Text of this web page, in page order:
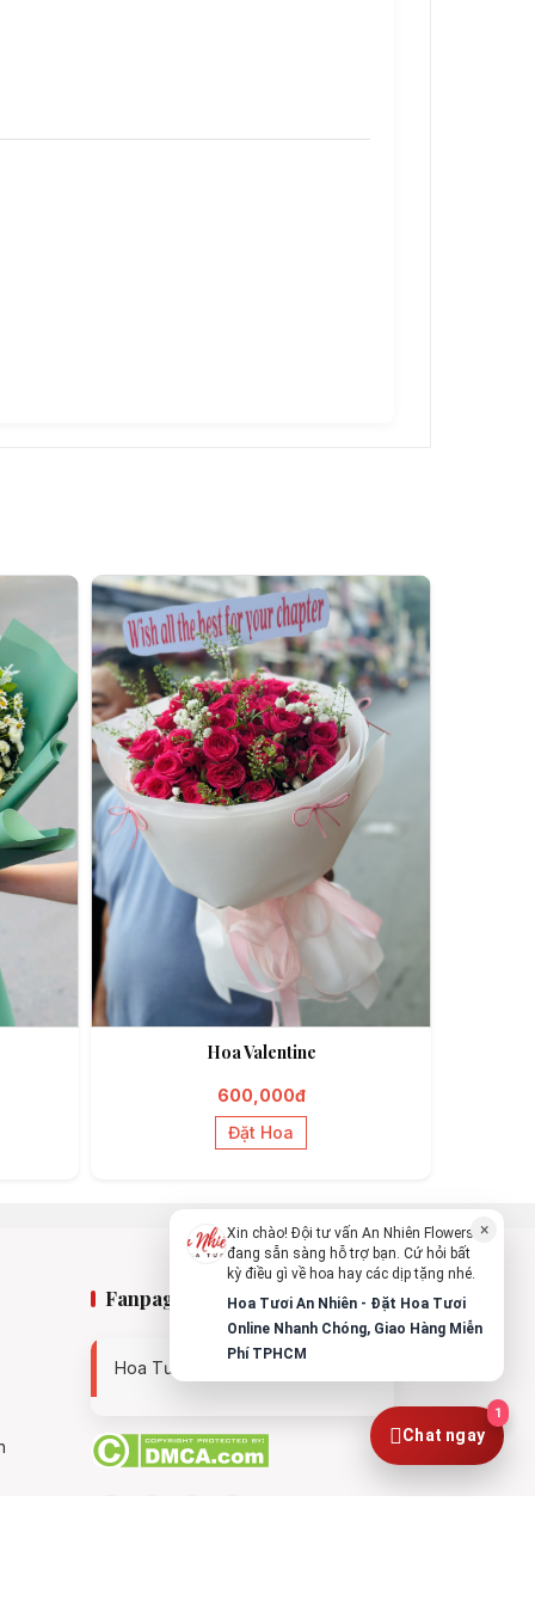
Hoa Valentine
600,000đ
Đặt Hoa
Fanpage
Hoa Tươi An Nhiên - 0938494119
×
Xin chào! Đội tư vấn An Nhiên Flowers
đang sẵn sàng hỗ trợ bạn. Cứ hỏi bất
kỳ điều gì về hoa hay các dịp tặng nhé.
Hoa Tươi An Nhiên - Đặt Hoa Tươi
Online Nhanh Chóng, Giao Hàng Miễn
Phí TPHCM
Chat ngay
1
An Nhiên Flowers
Tư vấn nhanh trong vài phút
Chào bạn, mình có thể hỗ trợ chọn hoa